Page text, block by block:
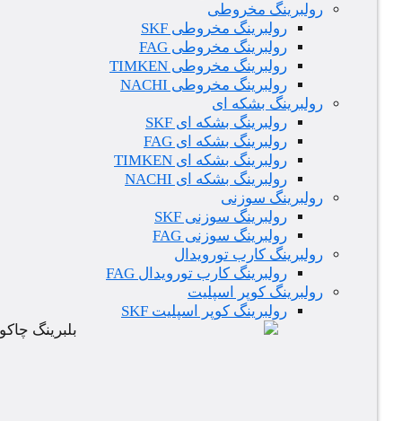
رولبرینگ مخروطی
رولبرینگ مخروطی SKF
رولبرینگ مخروطی FAG
رولبرینگ مخروطی TIMKEN
رولبرینگ مخروطی NACHI
رولبرینگ بشکه ای
رولبرینگ بشکه ای SKF
رولبرینگ بشکه ای FAG
رولبرینگ بشکه ای TIMKEN
رولبرینگ بشکه ای NACHI
رولبرینگ سوزنی
رولبرینگ سوزنی SKF
رولبرینگ سوزنی FAG
رولبرینگ کارب تورویدال
رولبرینگ کارب تورویدال FAG
رولبرینگ کوپر اسپلیت
رولبرینگ کوپر اسپلیت SKF